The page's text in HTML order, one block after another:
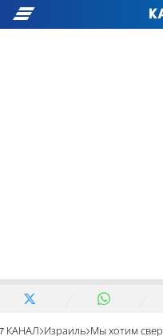
7 КАНАЛ Израиль Мы хотим